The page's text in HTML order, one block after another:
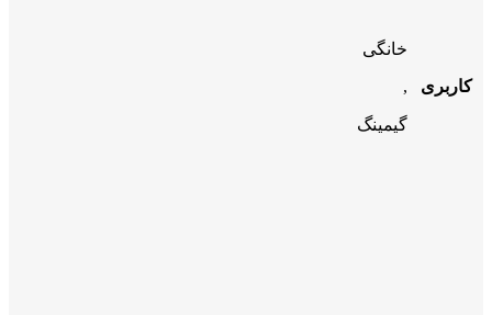
کاربری
خانگی
,
گیمینگ